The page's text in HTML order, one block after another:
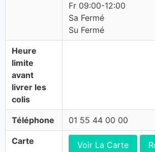
Fr 09:00-12:00
Sa Fermé
Su Fermé
Heure
limite
avant
livrer les
colis
Téléphone 01 55 44 00 00
Carte Voir La Carte